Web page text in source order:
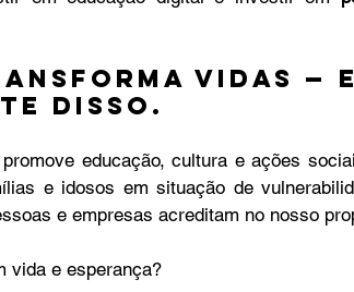
vidas —
disso.
educação, cultura e ações
e idosos em situação de
e empresas acreditam no nosso
vida e esperança?